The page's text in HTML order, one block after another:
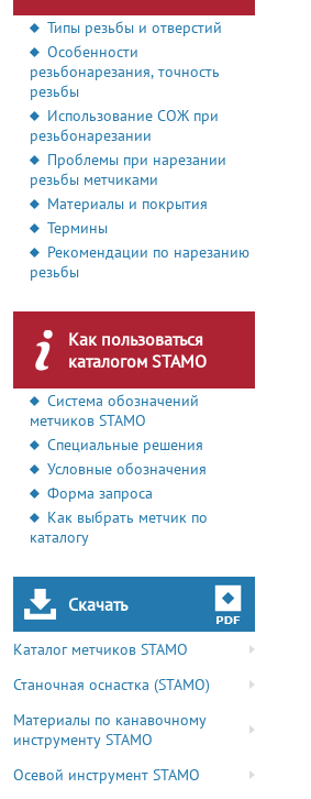
Типы резьбы и отверстий
Особенности
резьбонарезания, точность
резьбы
Использование СОЖ при
резьбонарезании
Проблемы при нарезании
резьбы метчиками
Материалы и покрытия
Термины
Рекомендации по нарезанию
резьбы
Как пользоваться
каталогом STAMO
Система обозначений
метчиков STAMO
Специальные решения
Условные обозначения
Форма запроса
Как выбрать метчик по
каталогу
Скачать
Каталог метчиков STAMO
Станочная оснастка (STAMO)
Материалы по канавочному
инструменту STAMO
Осевой инструмент STAMO